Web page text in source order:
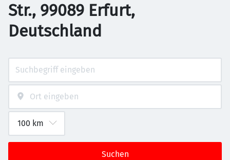
Str., 99089 Erfurt,
Deutschland
Suchen